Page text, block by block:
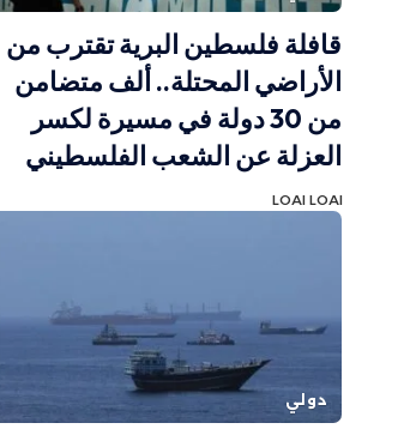
قافلة فلسطين البرية تقترب من
الأراضي المحتلة.. ألف متضامن
من 30 دولة في مسيرة لكسر
العزلة عن الشعب الفلسطيني
LOAI LOAI
دولي